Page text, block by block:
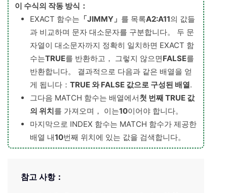
이 수식의 작동 방식：
EXACT 함수는 「JIMMY」 를 목록A2:A11의 값들
과 비교하며 문자 대소문자를 구분합니다。 두 문
자열이 대소문자까지 정확히 일치하면 EXACT 함
수는TRUE를 반환하고， 그렇지 않으면FALSE를
반환합니다。 결과적으로 다음과 같은 배열을 얻
게 됩니다： TRUE 와 FALSE 값으로 구성된 배열.
그다음 MATCH 함수는 배열에서첫 번째 TRUE 값
의 위치를 가져오며， 이는10이어야 합니다。
마지막으로 INDEX 함수는 MATCH 함수가 제공한
배열 내10번째 위치에 있는 값을 검색합니다。
참고 사항：